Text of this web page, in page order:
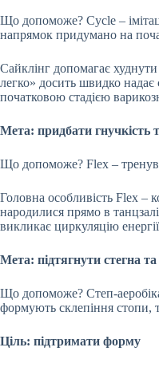
Що допоможе? Cycle –
напрямок придумано на
Сайклінг допомагає
легко» досить швидко
початковою стадією
Мета: придбати гнучкість
Що допоможе? Flex –
Головна особливість Flex –
народилися прямо в
викликає циркуляцію
Мета: підтягнути стегна та
Що допоможе? Степ-
формують склепіння стопи,
Ціль: підтримати форму